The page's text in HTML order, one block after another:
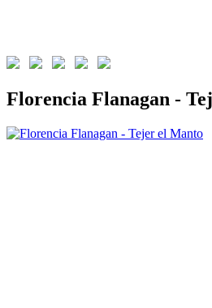
Florencia Flanagan -